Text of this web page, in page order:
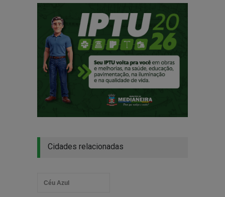
Cidades relacionadas
Céu Azul